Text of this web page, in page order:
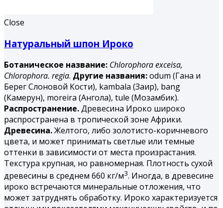
Close
Натуральный шпон Ироко
Ботаническое название: Chlorophora exceisa,
Chlorophora. regia. Другие названия:odum (Гана и
Берег Слоновой Кости), kambala (Заир), bang
(Камерун), moreira (Ангола), tule (Мозамбик).
Распространение.Древесина Ироко широко
распространена в тропической зоне Африки.
Древесина.Желтого, либо золотисто-коричневого
цвета, и может принимать светлые или темные
оттенки в зависимости от места произрастания.
Текстура крупная, но равномерная. Плотность сухой
древесины в среднем 660 кг/м3. Иногда, в древесине
ироко встречаются минеральные отложения, что
может затруднять обработку. Ироко характеризуется